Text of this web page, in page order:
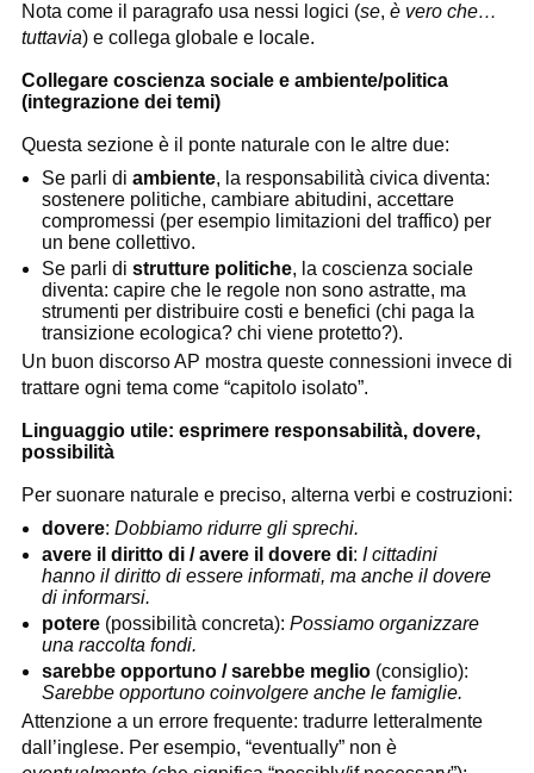
Nota come il paragrafo usa nessi logici (se, è vero che…
tuttavia) e collega globale e locale.
Collegare coscienza sociale e ambiente/politica
(integrazione dei temi)
Questa sezione è il ponte naturale con le altre due:
Se parli diambiente, la responsabilità civica diventa:
sostenere politiche, cambiare abitudini, accettare
compromessi (per esempio limitazioni del traffico) per
un bene collettivo.
Se parli distrutture politiche, la coscienza sociale
diventa: capire che le regole non sono astratte, ma
strumenti per distribuire costi e benefici (chi paga la
transizione ecologica? chi viene protetto?).
Un buon discorso AP mostra queste connessioni invece di
trattare ogni tema come “capitolo isolato”.
Linguaggio utile: esprimere responsabilità, dovere,
possibilità
Per suonare naturale e preciso, alterna verbi e costruzioni:
dovere:Dobbiamo ridurre gli sprechi.
avere il diritto di / avere il dovere di: I cittadini
hanno il diritto di essere informati, ma anche il dovere
di informarsi.
potere (possibilità concreta):Possiamo organizzare
una raccolta fondi.
sarebbe opportuno / sarebbe meglio (consiglio):
Sarebbe opportuno coinvolgere anche le famiglie.
Attenzione a un errore frequente: tradurre letteralmente
dall’inglese. Per esempio, “eventually” non è